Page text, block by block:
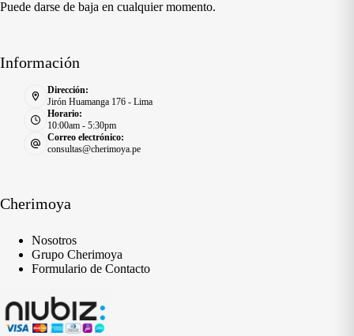
Puede darse de baja en cualquier momento.
Información
Dirección:
Jirón Huamanga 176 - Lima
Horario:
10:00am - 5:30pm
Correo electrónico:
consultas@cherimoya.pe
Cherimoya
Nosotros
Grupo Cherimoya
Formulario de Contacto